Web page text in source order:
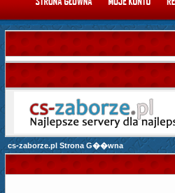
cs-zaborze.pl Strona G��wna